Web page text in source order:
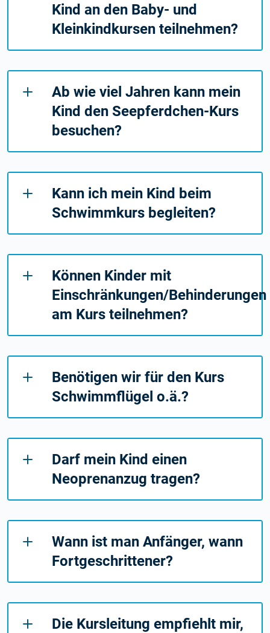
Kind an den Baby- und
Kleinkindkursen teilnehmen?
Ab wie viel Jahren kann mein
Kind den Seepferdchen-Kurs
besuchen?
Kann ich mein Kind beim
Schwimmkurs begleiten?
Können Kinder mit
Einschränkungen/Behinderungen
am Kurs teilnehmen?
Benötigen wir für den Kurs
Schwimmflügel o.ä.?
Darf mein Kind einen
Neoprenanzug tragen?
Wann ist man Anfänger, wann
Fortgeschrittener?
Die Kursleitung empfiehlt mir,